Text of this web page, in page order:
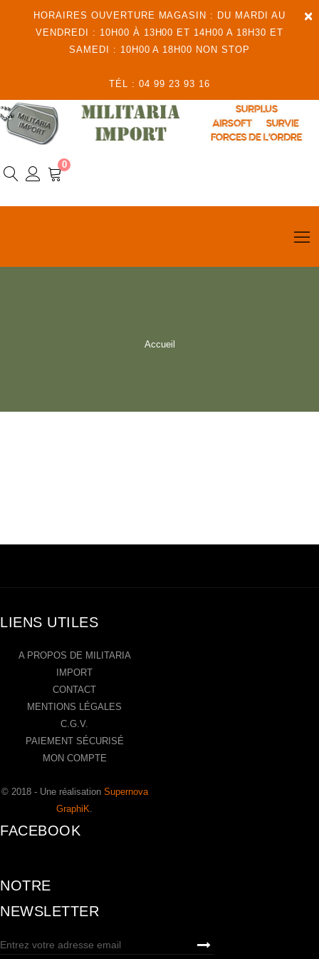
×
HORAIRES OUVERTURE MAGASIN : DU MARDI AU
VENDREDI : 10H00 À 13H00 ET 14H00 A 18H30 ET
SAMEDI : 10H00 A 18H00 NON STOP
TÉL : 04 99 23 93 16
0
Accueil
LIENS UTILES
A PROPOS DE MILITARIA
IMPORT
CONTACT
MENTIONS LÉGALES
C.G.V.
PAIEMENT SÉCURISÉ
MON COMPTE
© 2018 - Une réalisation Supernova
GraphiK
FACEBOOK
NOTRE
NEWSLETTER